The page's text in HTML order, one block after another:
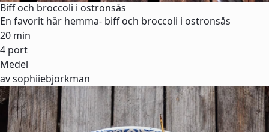
Biff och broccoli i ostronsås
En favorit här hemma- biff och broccoli i ostronsås
20 min
4 port
Medel
av sophiiebjorkman